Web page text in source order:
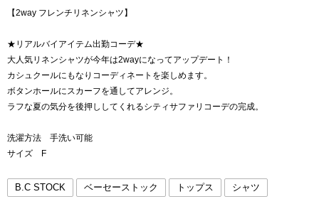
【2way フレンチリネンシャツ】
★リアルバイアイテム出勤コーデ★
大人気リネンシャツが今年は2wayになってアップデート！
カシュクールにもなりコーディネートを楽しめます。
ボタンホールにスカーフを通してアレンジ。
ラフな夏の気分を後押ししてくれるシティサファリコーデの完成。
洗濯方法 手洗い可能
サイズ F
B.C STOCK ベーセーストック トップス シャツ